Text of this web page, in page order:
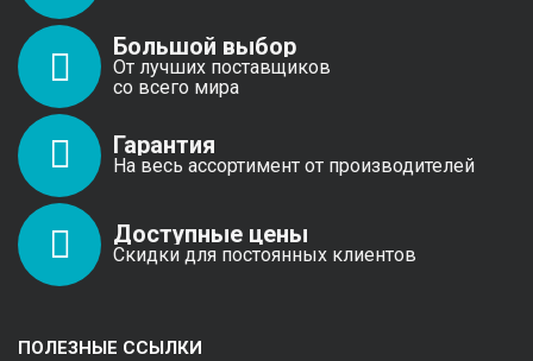
Большой выбор
От лучших поставщиков
со всего мира
Гарантия
На весь ассортимент от производителей
Доступные цены
Скидки для постоянных клиентов
ПОЛЕЗНЫЕ ССЫЛКИ